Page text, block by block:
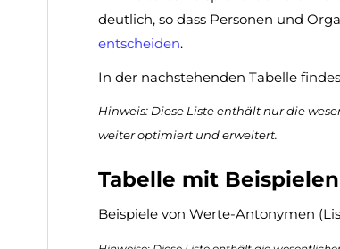
deutlich, so dass Personen und
entscheiden.
In der nachstehenden Tabelle
Hinweis: Diese Liste enthält nur die
weiter optimiert und erweitert.
Tabelle mit Beispielen
Beispiele von Werte-Antonymen